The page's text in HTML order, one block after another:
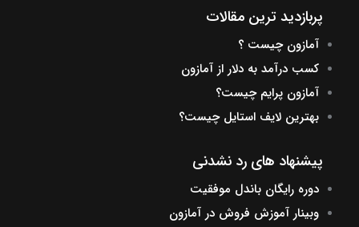
پربازدید ترین مقالات
آمازون چیست ؟
کسب درآمد به دلار از آمازون
آمازون پرایم چیست؟
بهترین لایف استایل چیست؟
پیشنهاد های رد نشدنی
دوره رایگان باندل موفقیت
وبینار آموزش فروش در آمازون